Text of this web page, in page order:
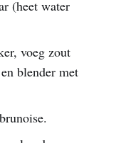
(heet water
voeg zout
blender met